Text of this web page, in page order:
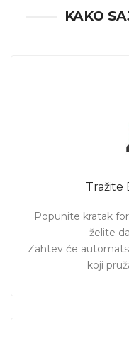
koji bi na adekvatan
učeniku odgovara
Za pregled svih
Privatni časovi
početnike, poslovni
online učenje
cenama časova.
lako i brzo savladajte ili
KAKO
Tražite
Popunite kratak
želite
Zahtev će
koji